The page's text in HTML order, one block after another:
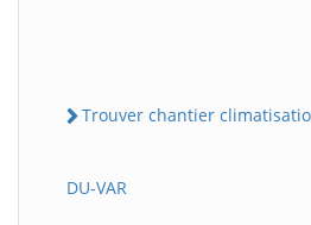
Trouver chantier
DU-VAR